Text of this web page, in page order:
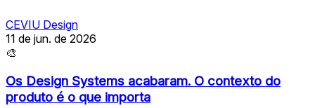
CEVIU Design
11 de jun. de 2026
🎨
Os Design Systems acabaram. O contexto do
produto é o que importa